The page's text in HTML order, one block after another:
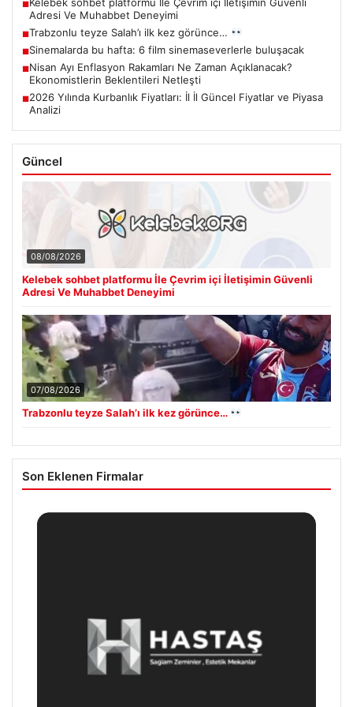
■
Adresi Ve Muhabbet Deneyimi
■Trabzonlu teyze Salah’ı ilk kez görünce…
■Sinemalarda bu hafta: 6 film sinemaseverlerle buluşacak
■Nisan Ayı Enflasyon Rakamları Ne Zaman Açıklanacak?
Ekonomistlerin Beklentileri Netleşti
■2026 Yılında Kurbanlık Fiyatları: İl İl Güncel Fiyatlar ve Piyasa
Analizi
Güncel
08/08/2026
Kelebek sohbet platformu İle Çevrim içi İletişimin Güvenli
Adresi Ve Muhabbet Deneyimi
07/08/2026
Trabzonlu teyze Salah’ı ilk kez görünce…
Son Eklenen Firmalar